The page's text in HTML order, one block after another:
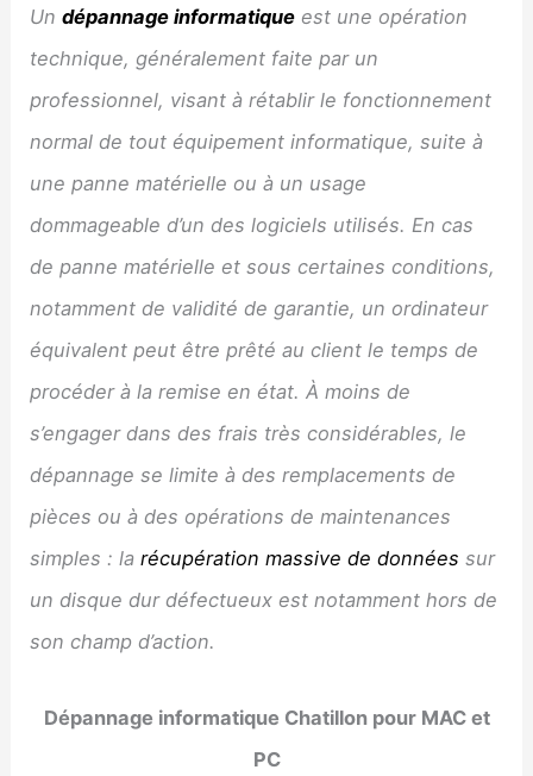
Undépannage informatique est une opération
technique, généralement faite par un
professionnel, visant à rétablir le fonctionnement
normal de tout équipement informatique, suite à
une panne matérielle ou à un usage
dommageable d’un des logiciels utilisés. En cas
de panne matérielle et sous certaines conditions,
notamment de validité de garantie, un ordinateur
équivalent peut être prêté au client le temps de
procéder à la remise en état. À moins de
s’engager dans des frais très considérables, le
dépannage se limite à des remplacements de
pièces ou à des opérations de maintenances
simples : larécupération massive de données sur
un disque dur défectueux est notamment hors de
son champ d’action.
Dépannage informatique Chatillon pour MAC et
PC